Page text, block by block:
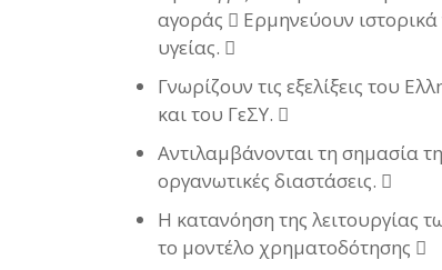
αγοράς  Ερμηνεύουν
υγείας. 
Γνωρίζουν τις εξελίξεις του
και του ΓεΣΥ. 
Αντιλαμβάνονται τη σημασία
οργανωτικές διαστάσεις. 
Η κατανόηση της λειτουργίας
το μοντέλο χρηματοδότησης 